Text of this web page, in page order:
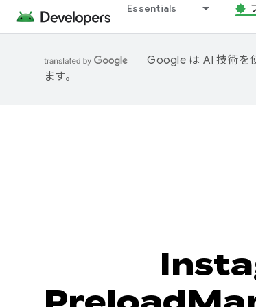
Essentials
Google は AI 技術を
ます。